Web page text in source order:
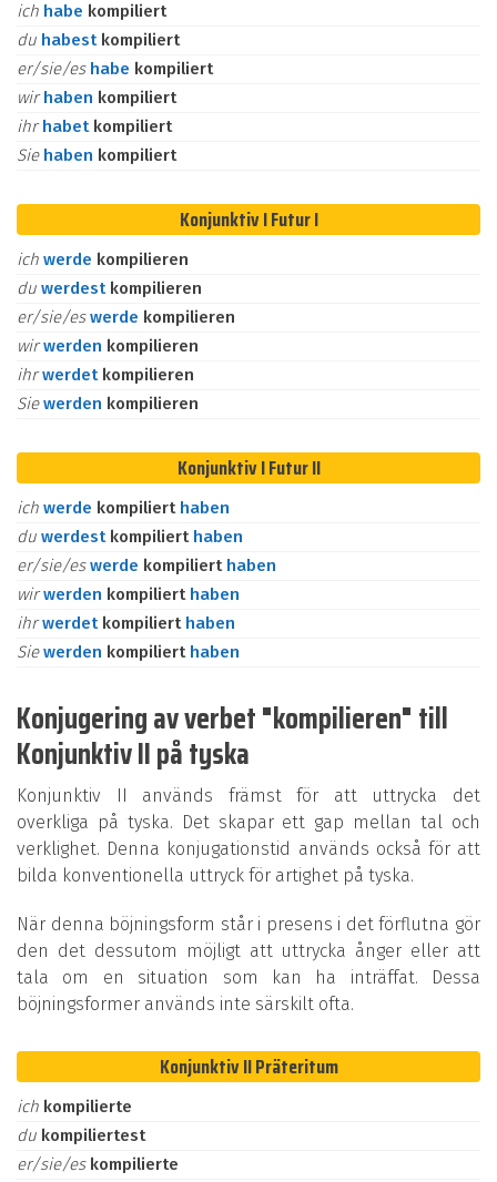
ich habe kompiliert
du habest kompiliert
er/sie/es habe kompiliert
wirhaben kompiliert
ihrhabet kompiliert
Sie haben kompiliert
Konjunktiv I Futur I
ich werde kompilieren
du werdest kompilieren
er/sie/eswerde kompilieren
wirwerden kompilieren
ihrwerdet kompilieren
Siewerden kompilieren
Konjunktiv I Futur II
ich werde kompiliert haben
du werdest kompiliert haben
er/sie/eswerde kompiliert haben
wirwerden kompiliert haben
ihrwerdet kompiliert haben
Siewerden kompiliert haben
Konjugering av verbet "kompilieren" till
Konjunktiv II på tyska
Konjunktiv II används främst för att uttrycka det
overkliga på tyska. Det skapar ett gap mellan tal och
verklighet. Denna konjugationstid används också för att
bilda konventionella uttryck för artighet på tyska.
När denna böjningsform står i presens i det förflutna gör
den det dessutom möjligt att uttrycka ånger eller att
tala om en situation som kan ha inträffat. Dessa
böjningsformer används inte särskilt ofta.
Konjunktiv II Präteritum
ich kompilierte
du kompiliertest
er/sie/es kompilierte